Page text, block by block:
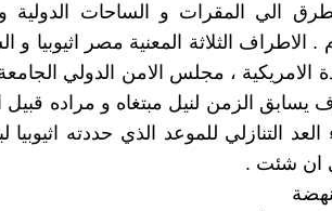
الي المقرات و الساحات الدولية و
. الاطراف الثلاثة المعنية مصر اثيوبيا
الامريكية ، مجلس الامن الدولي
الزمن لنيل مبتغاه و مراده
التنازلي للموعد الذي حددته
ان شئت .